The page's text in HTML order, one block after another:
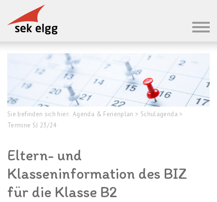
Sie befinden sich hier: Agenda & Ferienplan > Schulagenda >
Termine SJ 23/24
Eltern- und
Klasseninformation des BIZ
für die Klasse B2